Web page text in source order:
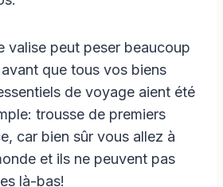
valise peut peser beaucoup
que tous vos biens
de voyage aient été
trousse de premiers
car bien sûr vous allez à
et ils ne peuvent pas
là-bas!